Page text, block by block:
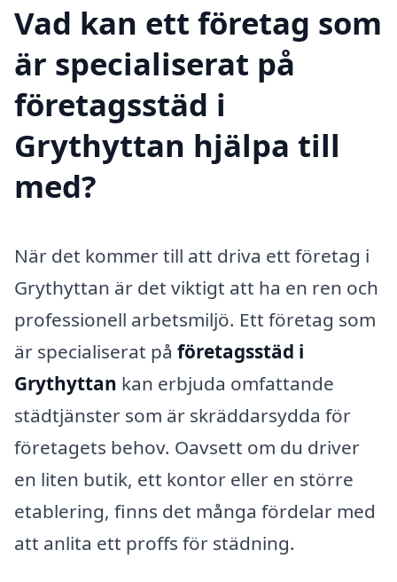
Vad kan ett företag som
är specialiserat på
företagsstäd i
Grythyttan hjälpa till
med?
När det kommer till att driva ett företag i
Grythyttan är det viktigt att ha en ren och
professionell arbetsmiljö. Ett företag som
är specialiserat på företagsstäd i
Grythyttan kan erbjuda omfattande
städtjänster som är skräddarsydda för
företagets behov. Oavsett om du driver
en liten butik, ett kontor eller en större
etablering, finns det många fördelar med
att anlita ett proffs för städning.